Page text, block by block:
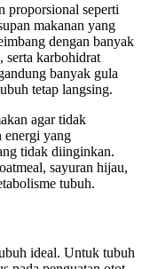
proporsional seperti
makanan yang
dengan banyak
serta karbohidrat
banyak gula
tetap langsing.
agar tidak
energi yang
tidak diinginkan.
sayuran hijau,
tubuh.
ideal. Untuk tubuh